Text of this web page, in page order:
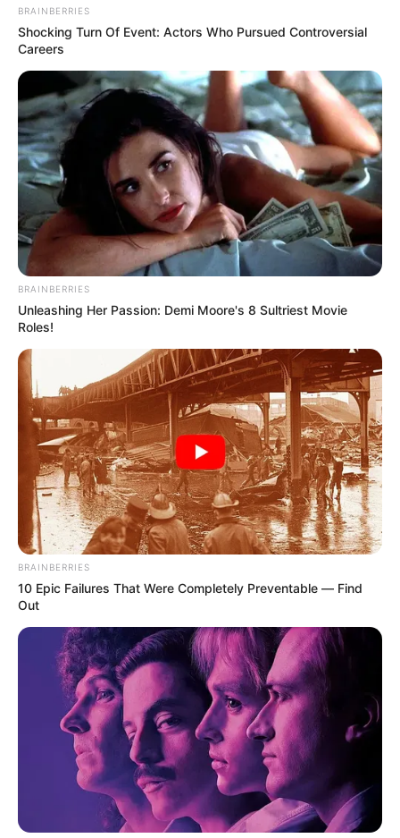
Daniel Arenas confesó que
montando como a un
peladito
DANIELLA ÁLVAREZ
Daniella Álvarez se gozó el
Carnaval de Barranquilla
con hermosos vestidos,
pero, ¿Dónde dejó a Daniel
Arenas?
DANIELLA ÁLVAREZ
[Video] Daniella Álvarez no
quiere ni mencionar al
'susodicho' Daniel Arenas
FAMOSOS
Daniella Álvarez y Daniel
Arenas se habrían
separado tras escandalo
del beso en televisión
DANIEL ARENAS
Daniella Álvarez le habría
puesto fin a su relación
con Daniel Arenas por el
famoso besito
CHISMES DE FAMOSOS
Daniel Arenas pide
BRAINBERRIES
Shocking Turn Of Event: Actors Who Pursued Controversial
Careers
BRAINBERRIES
Unleashing Her Passion: Demi Moore's 8 Sultriest Movie
Roles!
BRAINBERRIES
10 Epic Failures That Were Completely Preventable — Find
Out